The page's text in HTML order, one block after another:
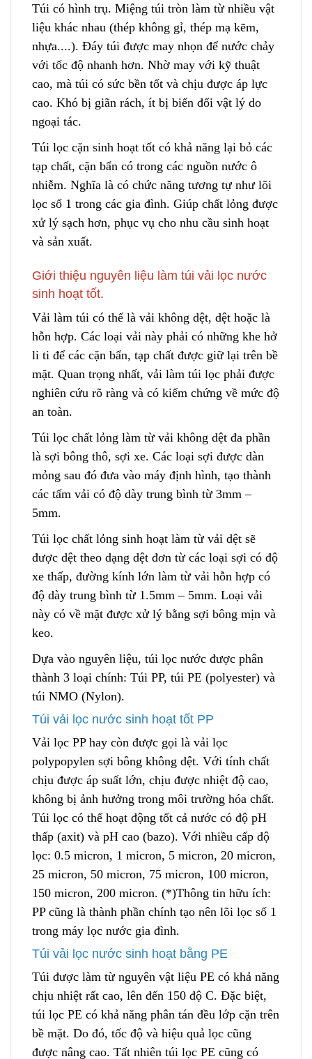
Túi có hình trụ. Miệng túi tròn làm từ nhiều vật
liệu khác nhau (thép không gỉ, thép mạ kẽm,
nhựa....). Đáy túi được may nhọn để nước chảy
với tốc độ nhanh hơn. Nhờ may với kỹ thuật
cao, mà túi có sức bền tốt và chịu được áp lực
cao. Khó bị giãn rách, ít bị biến đổi vật lý do
ngoại tác.
Túi lọc cặn sinh hoạt tốt có khả năng lại bỏ các
tạp chất, cặn bẩn có trong các nguồn nước ô
nhiễm. Nghĩa là có chức năng tương tự như lõi
lọc số 1 trong các gia đình. Giúp chất lỏng được
xử lý sạch hơn, phục vụ cho nhu cầu sinh hoạt
và sản xuất.
Giới thiệu nguyên liệu làm túi vải lọc nước
sinh hoạt tốt.
Vải làm túi có thể là vải không dệt, dệt hoặc là
hỗn hợp. Các loại vải này phải có những khe hở
li ti để các cặn bẩn, tạp chất được giữ lại trên bề
mặt. Quan trọng nhất, vải làm túi lọc phải được
nghiên cứu rõ ràng và có kiểm chứng về mức độ
an toàn.
Túi lọc chất lỏng làm từ vải không dệt đa phần
là sợi bông thô, sợi xe. Các loại sợi được dàn
mỏng sau đó đưa vào máy định hình, tạo thành
các tấm vải có độ dày trung bình từ 3mm –
5mm.
Túi lọc chất lỏng sinh hoạt làm từ vải dệt sẽ
được dệt theo dạng dệt đơn từ các loại sợi có độ
xe thấp, đường kính lớn làm từ vải hỗn hợp có
độ dày trung bình từ 1.5mm – 5mm. Loại vải
này có về mặt được xử lý bằng sợi bông mịn và
keo.
Dựa vào nguyên liệu, túi lọc nước được phân
thành 3 loại chính: Túi PP, túi PE (polyester) và
túi NMO (Nylon).
Túi vải lọc nước sinh hoạt tốt PP
Vải lọc PP hay còn được gọi là vải lọc
polypopylen sợi bông không dệt. Với tính chất
chịu được áp suất lớn, chịu được nhiệt độ cao,
không bị ảnh hưởng trong môi trường hóa chất.
Túi lọc có thể hoạt động tốt cả nước có độ pH
thấp (axit) và pH cao (bazo). Với nhiều cấp độ
lọc: 0.5 micron, 1 micron, 5 micron, 20 micron,
25 micron, 50 micron, 75 micron, 100 micron,
150 micron, 200 micron. (*)Thông tin hữu ích:
PP cũng là thành phần chính tạo nên lõi lọc số 1
trong máy lọc nước gia đình.
Túi vải lọc nước sinh hoạt bằng PE
Túi được làm từ nguyên vật liệu PE có khả năng
chịu nhiệt rất cao, lên đến 150 độ C. Đặc biệt,
túi lọc PE có khả năng phân tán đều lớp cặn trên
bề mặt. Do đó, tốc độ và hiệu quả lọc cũng
được nâng cao. Tất nhiên túi lọc PE cũng có